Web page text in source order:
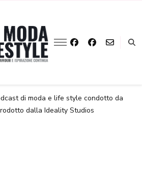
La moda a portata
di moda e life style condotto da
dalla Ideality Studios